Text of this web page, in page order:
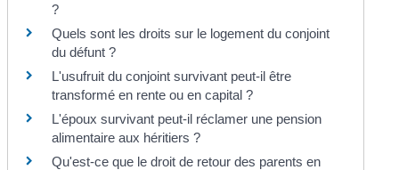
?
Quels sont les droits sur le logement du conjoint
du défunt ?
L'usufruit du conjoint survivant peut-il être
transformé en rente ou en capital ?
L'époux survivant peut-il réclamer une pension
alimentaire aux héritiers ?
Qu'est-ce que le droit de retour des parents en